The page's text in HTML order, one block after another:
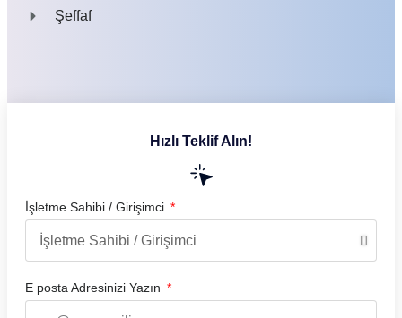
Şeffaf
Hızlı Teklif Alın!
İşletme Sahibi / Girişimci
E posta Adresinizi Yazın